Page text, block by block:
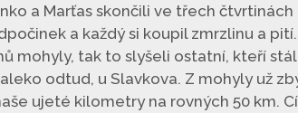
a Marťas skončili ve třech
a každý si koupil zmrzlinu a
mohyly, tak to slyšeli ostatní, kteří
odtud, u Slavkova. Z mohyly už
ujeté kilometry na rovných 50 km.